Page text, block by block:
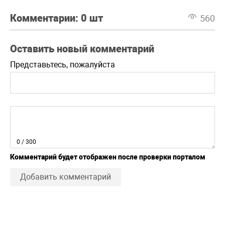
Комментарии: 0 шт 560
Оставить новый комментарий
Представьтесь, пожалуйста
0 / 300
Комментарий будет отображен после проверки порталом
Добавить комментарий